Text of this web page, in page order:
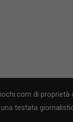
di proprietà
testata